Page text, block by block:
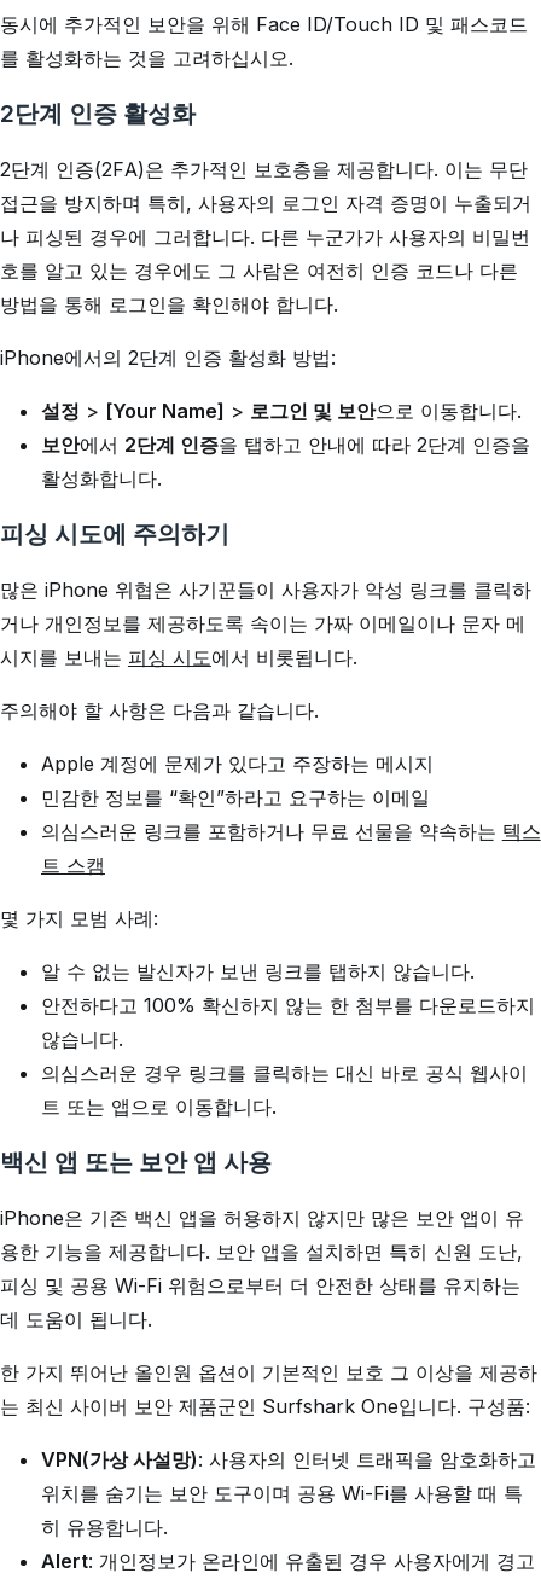
동시에 추가적인 보안을 위해 Face ID/Touch ID 및 패스코드
를 활성화하는 것을 고려하십시오.
2단계 인증 활성화
2단계 인증(2FA)은 추가적인 보호층을 제공합니다. 이는 무단
접근을 방지하며 특히, 사용자의 로그인 자격 증명이 누출되거
나 피싱된 경우에 그러합니다. 다른 누군가가 사용자의 비밀번
호를 알고 있는 경우에도 그 사람은 여전히 인증 코드나 다른
방법을 통해 로그인을 확인해야 합니다.
iPhone에서의 2단계 인증 활성화 방법:
설정 > [Your Name] > 로그인 및 보안으로 이동합니다.
보안에서 2단계 인증을 탭하고 안내에 따라 2단계 인증을
활성화합니다.
피싱 시도에 주의하기
많은 iPhone 위협은 사기꾼들이 사용자가 악성 링크를 클릭하
거나 개인정보를 제공하도록 속이는 가짜 이메일이나 문자 메
시지를 보내는 피싱 시도에서 비롯됩니다.
주의해야 할 사항은 다음과 같습니다.
Apple 계정에 문제가 있다고 주장하는 메시지
민감한 정보를 “확인”하라고 요구하는 이메일
의심스러운 링크를 포함하거나 무료 선물을 약속하는 텍스
트 스캠
몇 가지 모범 사례:
알 수 없는 발신자가 보낸 링크를 탭하지 않습니다.
안전하다고 100% 확신하지 않는 한 첨부를 다운로드하지
않습니다.
의심스러운 경우 링크를 클릭하는 대신 바로 공식 웹사이
트 또는 앱으로 이동합니다.
백신 앱 또는 보안 앱 사용
iPhone은 기존 백신 앱을 허용하지 않지만 많은 보안 앱이 유
용한 기능을 제공합니다. 보안 앱을 설치하면 특히 신원 도난,
피싱 및 공용 Wi-Fi 위험으로부터 더 안전한 상태를 유지하는
데 도움이 됩니다.
한 가지 뛰어난 올인원 옵션이 기본적인 보호 그 이상을 제공하
는 최신 사이버 보안 제품군인 Surfshark One입니다. 구성품:
VPN(가상 사설망): 사용자의 인터넷 트래픽을 암호화하고
위치를 숨기는 보안 도구이며 공용 Wi-Fi를 사용할 때 특
히 유용합니다.
Alert: 개인정보가 온라인에 유출된 경우 사용자에게 경고